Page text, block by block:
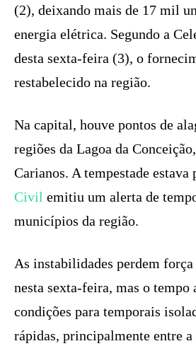
(2), deixando mais de 17 mil
energia elétrica. Segundo a
desta sexta-feira (3), o
restabelecido na região.
Na capital, houve pontos de
regiões da Lagoa da
Carianos. A tempestade estava
Civil emitiu um alerta de
municípios da região.
As instabilidades perdem
nesta sexta-feira, mas o tempo
condições para temporais
rápidas, principalmente entre a